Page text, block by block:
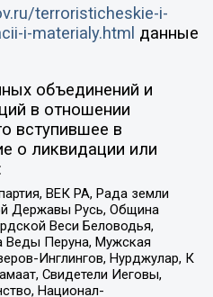
terroristicheskie-i-
i-materialy.html данные
объединений и
в отношении
вступившее в
о ликвидации или
ВЕК РА, Рада земли
Державы Русь, Община
Веси Беловодья,
Веды Перуна, Мужская
Инглингов, Нурджулар, К
Свидетели Иеговы,
Национал-